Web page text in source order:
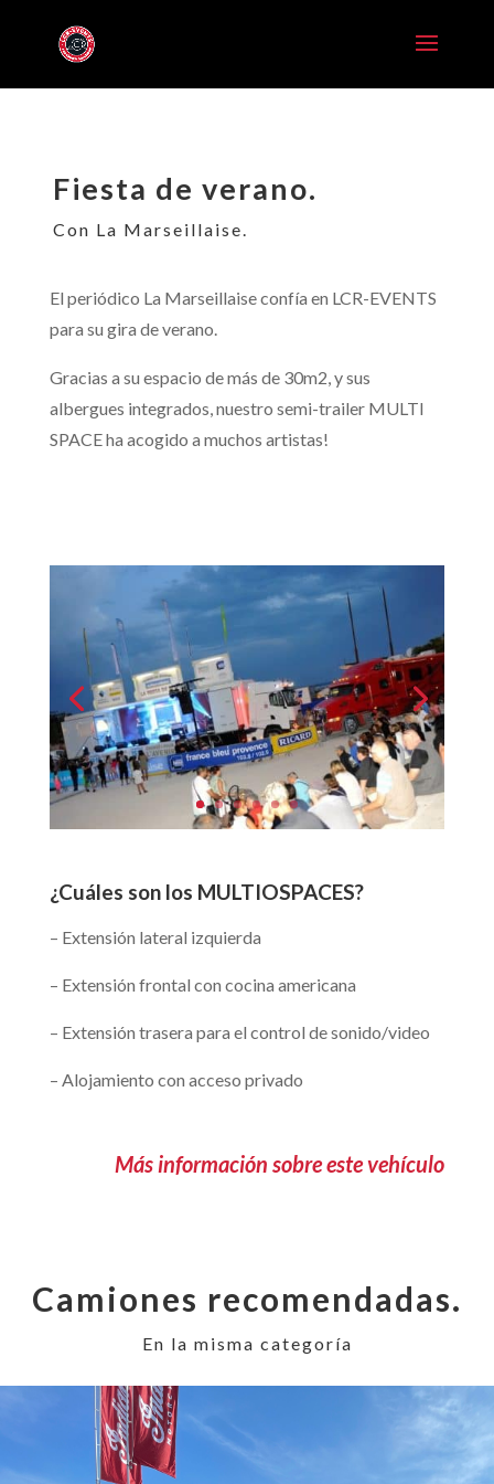
Fiesta de verano.
Con La Marseillaise.
El periódico La Marseillaise confía en LCR-EVENTS
para su gira de verano.
Gracias a su espacio de más de 30m2, y sus
albergues integrados, nuestro semi-trailer MULTI
SPACE ha acogido a muchos artistas!
¿Cuáles son los MULTIOSPACES?
– Extensión lateral izquierda
– Extensión frontal con cocina americana
– Extensión trasera para el control de sonido/video
– Alojamiento con acceso privado
Más información sobre este vehículo
Camiones recomendadas.
En la misma categoría